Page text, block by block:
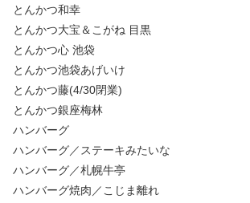
とんかつ和幸
とんかつ大宝＆こがね 目黒
とんかつ心 池袋
とんかつ池袋あげいけ
とんかつ藤(4/30閉業)
とんかつ銀座梅林
ハンバーグ
ハンバーグ／ステーキみたいな
ハンバーグ／札幌牛亭
ハンバーグ焼肉／こじま離れ